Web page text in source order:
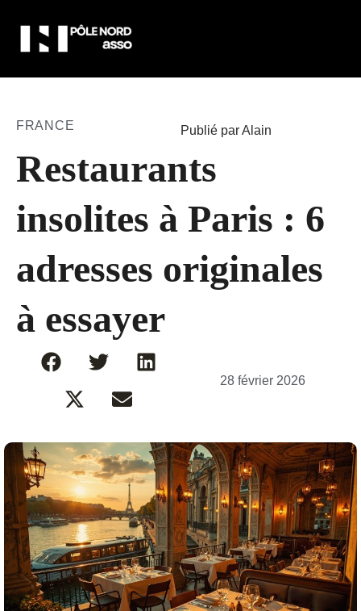
FRANCE Publié par Alain
Restaurants
insolites à Paris : 6
adresses originales
à essayer
28 février 2026